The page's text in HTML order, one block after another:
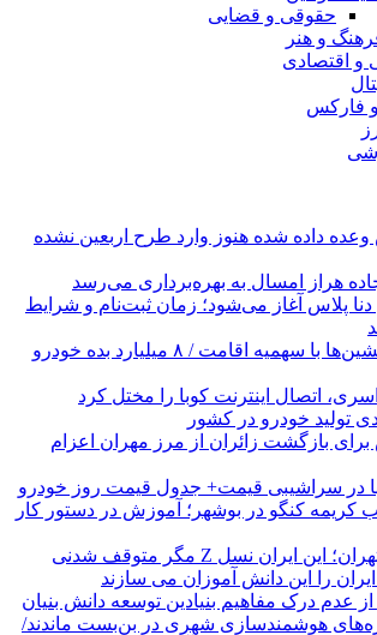
حقوقی و قضایی
و هنر
و اقتصادی
فارکس
وعده داده شده هنوز وارد طرح اربعین نشده
جاده هراز امسال به بهره‌برداری می‌رسد
پلاس آغاز می‌شود؛ زمان ثبت‌نام و شرایط
کاسبی خارج‌نشین‌ها با سهمیه اقامت / ۸ میلیارد بده خودرو
اتصال اینترنت کوبا را مختل کرد
برای بازگشت زائران از مرز مهران اعزام
در سراشیبی قیمت+ جدول قیمت روز خودرو
کریمه کنگو در بوشهر؛ آموزش در دستور کار
سیلیکن ولیِ تهران؛ این ایران نسل Z مگر متوقف شدنی
را این دانش آموزان می سازند
عدم درک مفاهیم بنیادین توسعه دانش بنیان
هوشمندسازی شهری در بن‌بست ماندند/